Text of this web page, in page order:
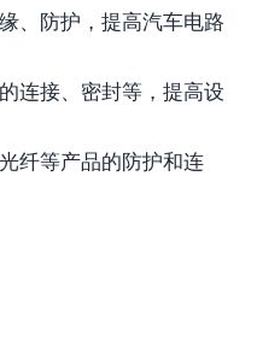
、防护，提高汽车电路
连接、密封等，提高设
纤等产品的防护和连